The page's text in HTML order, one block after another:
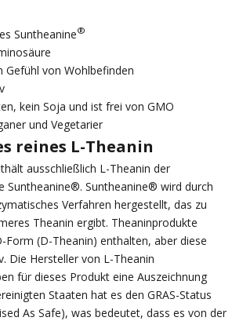
Suntheanine®
Gefühl von Wohlbefinden
kein Soja und ist frei von GMO
und Vegetarier
reines L-Theanin
ausschließlich L-Theanin der
Suntheanine®. Suntheanine® wird durch
Verfahren hergestellt, das zu
Theanin ergibt. Theaninprodukte
Form (D-Theanin) enthalten, aber diese
Die Hersteller von L-Theanin
für dieses Produkt eine Auszeichnung
Staaten hat es den GRAS-Status
As Safe), was bedeutet, dass es von der